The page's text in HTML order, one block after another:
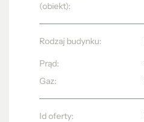
(obiekt):
Rodzaj budynku:
Prąd:
Gaz:
Id oferty: